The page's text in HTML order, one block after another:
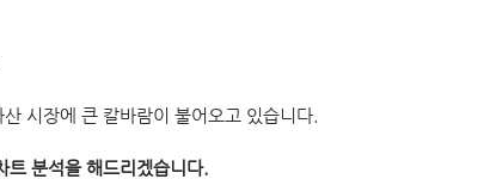
시장에 큰 칼바람이 불어오고 있습니다.
트 분석을 해드리겠습니다.